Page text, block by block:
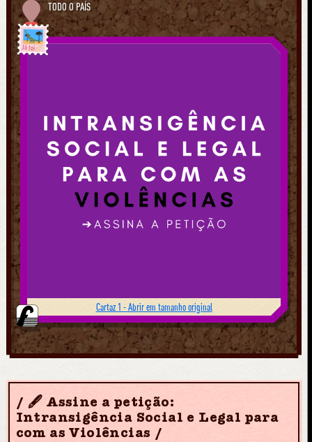
TODO O PAÍS
Já foi
Cartaz 1 - Abrir em tamanho original
🖋 Assine a petição:
Intransigência Social e Legal para
com as Violências